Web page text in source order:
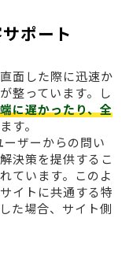
ポート
面した際に迅速か
整っています。し
に遅かったり、全
す。
ザーからの問い
決策を提供するこ
ています。このよ
イトに共通する特
た場合、サイト側